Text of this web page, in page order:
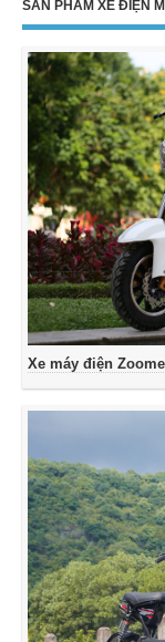
SẢN PHẨM XE ĐIỆN
Xe máy điện